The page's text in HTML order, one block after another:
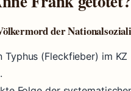
der
Typhus (Fleckfieber) im